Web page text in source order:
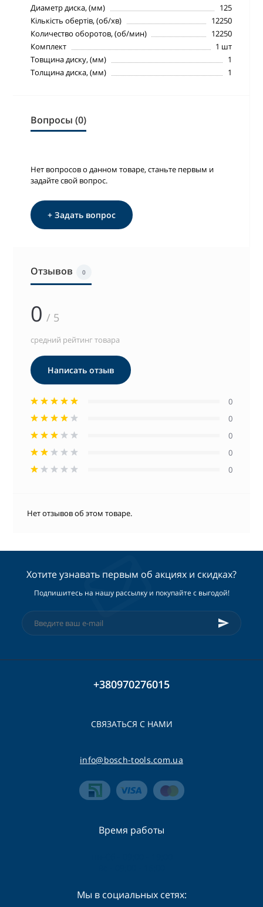
Диаметр диска, (мм)
125
Кількість обертів, (об/хв)
12250
Количество оборотов, (об/мин)
12250
Комплект
1 шт
Товщина диску, (мм)
1
Толщина диска, (мм)
1
Вопросы (0)
Нет вопросов о данном товаре, станьте первым и
задайте свой вопрос.
+ Задать вопрос
Отзывов 0
0 / 5
средний рейтинг товара
Написать отзыв
0
0
0
0
0
Нет отзывов об этом товаре.
Хотите узнавать первым об акциях и скидках?
Подпишитесь на нашу рассылку и покупайте с выгодой!
+380970276015
СВЯЗАТЬСЯ С НАМИ
info@bosch-tools.com.ua
Время работы
Мы в социальных сетях: